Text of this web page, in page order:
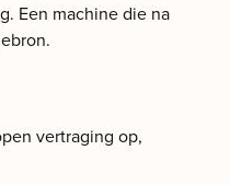
Een machine die na
vertraging op,